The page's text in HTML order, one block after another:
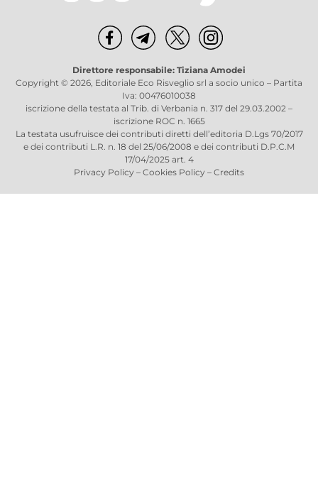
Direttore responsabile: Tiziana Amodei
Copyright © 2026, Editoriale Eco Risveglio srl a socio unico – Partita
Iva: 00476010038
iscrizione della testata al Trib. di Verbania n. 317 del 29.03.2002 –
iscrizione ROC n. 1665
La testata usufruisce dei contributi diretti dell’editoria D.Lgs 70/2017
e dei contributi L.R. n. 18 del 25/06/2008 e dei contributi D.P.C.M
17/04/2025 art. 4
Privacy Policy – Cookies Policy – Credits